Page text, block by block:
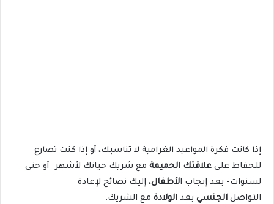
إذا كانت فكرة المواعيد الغرامية لا تناسبك، أو إذا كنت تصارع
للحفاظ على علاقتك الحميمة مع شريك حياتك لأشهر -أو حتى
لسنوات- بعد إنجاب الأطفال، إليك نصائح لإعادة
التواصل الجنسي بعد الولادة مع الشريك.